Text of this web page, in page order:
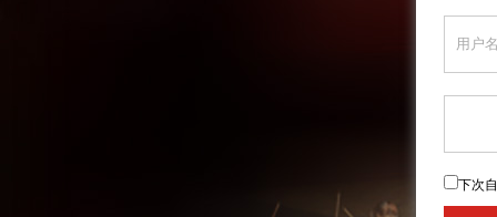
下次